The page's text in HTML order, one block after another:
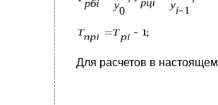
Для расчетов в